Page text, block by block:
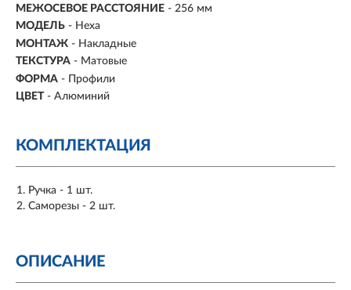
МЕЖОСЕВОЕ РАССТОЯНИЕ - 256 мм
МОДЕЛЬ - Hexa
МОНТАЖ - Накладные
ТЕКСТУРА - Матовые
ФОРМА - Профили
ЦВЕТ - Алюминий
КОМПЛЕКТАЦИЯ
Ручка - 1 шт.
Саморезы - 2 шт.
ОПИСАНИЕ